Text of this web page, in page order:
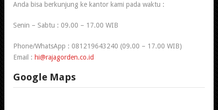
Anda bisa berkunjung ke kantor kami pada waktu :
Senin – Sabtu : 09.00 – 17.00 WIB
Phone/WhatsApp : 081219643240 (09.00 – 17.00 WIB)
Email : hi@rajagorden.co.id
Google Maps